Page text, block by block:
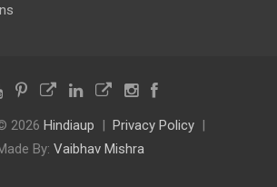
2026 Hindiaup
Privacy Policy
By: Vaibhav Mishra